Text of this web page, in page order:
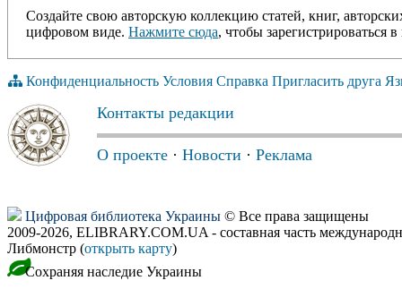
Создайте свою авторскую коллекцию статей, книг,
цифровом виде. Нажмите сюда, чтобы зарегистрироваться в
Конфиденциальность Условия Справка Пригласить друга
Контакты редакции
О проекте · Новости · Реклама
Цифровая библиотека Украины © Все права защищены
2009-2026, ELIBRARY.COM.UA - составная часть
Либмонстр (открыть карту)
Сохраняя наследие Украины